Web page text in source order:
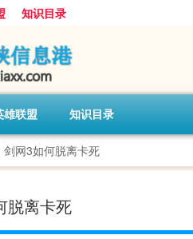
知识目录
雄联盟 知识目录
剑网3如何脱离卡死
脱离卡死